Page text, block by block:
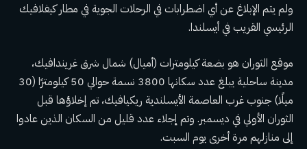
ولم يتم الإبلاغ عن أي اضطرابات في الرحلات الجوية في مطار كيفلافيك
الرئيسي القريب في أيسلندا.
موقع الثوران هو بضعة كيلومترات (أميال) شمال شرق غريندافيك،
مدينة ساحلية يبلغ عدد سكانها 3800 نسمة
حوالي 50 كيلومترًا (30
ميلًا) جنوب غرب العاصمة الأيسلندية ريكيافيك، تم إخلاؤها قبل
الثوران الأولي في ديسمبر. وتم إجلاء عدد قليل من السكان الذين عادوا
إلى منازلهم مرة أخرى يوم السبت.